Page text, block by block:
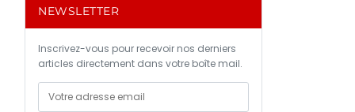
NEWSLETTER
Inscrivez-vous pour recevoir nos derniers
articles directement dans votre boîte mail.